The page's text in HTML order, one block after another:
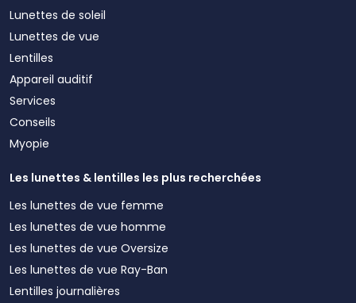
Lunettes de soleil
Lunettes de vue
Lentilles
Appareil auditif
Services
Conseils
Myopie
Les lunettes & lentilles les plus recherchées
Les lunettes de vue femme
Les lunettes de vue homme
Les lunettes de vue Oversize
Les lunettes de vue Ray-Ban
Lentilles journalières